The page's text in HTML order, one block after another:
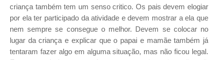
criança também tem um senso critico. Os pais devem elogiar
por ela ter participado da atividade e devem mostrar a ela que
nem sempre se consegue o melhor. Devem se colocar no
lugar da criança e explicar que o papai e mamãe também já
tentaram fazer algo em alguma situação, mas não ficou legal.